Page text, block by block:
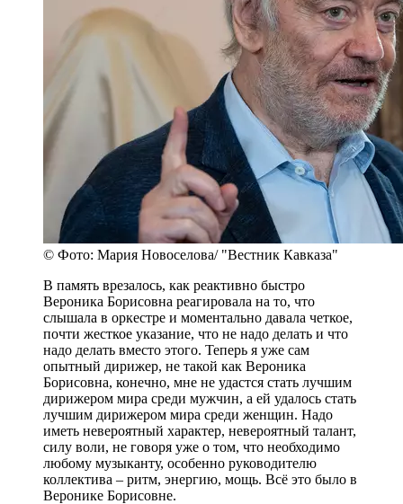
© Фото: Мария Новоселова/ "Вестник Кавказа"
В память врезалось, как реактивно быстро
Вероника Борисовна реагировала на то, что
слышала в оркестре и моментально давала четкое,
почти жесткое указание, что не надо делать и что
надо делать вместо этого. Теперь я уже сам
опытный дирижер, не такой как Вероника
Борисовна, конечно, мне не удастся стать лучшим
дирижером мира среди мужчин, а ей удалось стать
лучшим дирижером мира среди женщин. Надо
иметь невероятный характер, невероятный талант,
силу воли, не говоря уже о том, что необходимо
любому музыканту, особенно руководителю
коллектива – ритм, энергию, мощь. Всё это было в
Веронике Борисовне.